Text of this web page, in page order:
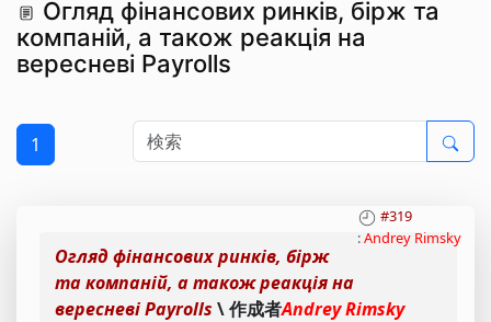
Огляд фінансових ринків, бірж та
компаній, а також реакція на
вересневі Payrolls
1
#319
:Andrey Rimsky
Огляд фінансових ринків, бірж
та компаній, а також реакція на
вересневі Payrolls \ 作成者Andrey Rimsky